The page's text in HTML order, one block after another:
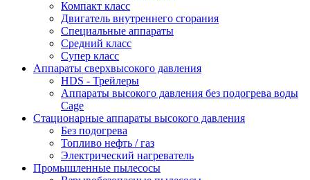
Компакт класс
Двигатель внутреннего сгорания
Специальные аппараты
Средний класс
Супер класс
Аппараты сверхвысокого давления
HDS - Трейлеры
Аппараты высокого давления без подогрева воды
Cage
Стационарные аппараты высокого давления
Без подогрева
Топливо нефть / газ
Электрический нагреватель
Промышленные пылесосы